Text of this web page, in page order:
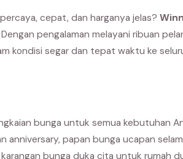
cepat, dan harganya jelas?
pengalaman melayani ribuan
kondisi segar dan tepat waktu ke
bunga untuk semua kebutuhan
anniversary, papan bunga ucapan
bunga duka cita untuk rumah